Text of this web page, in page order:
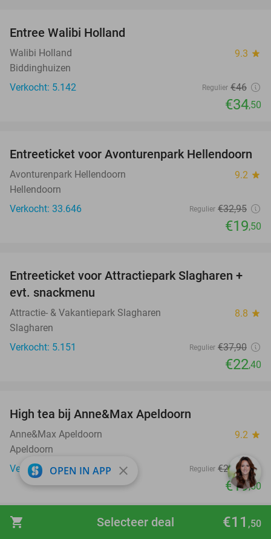
shopping_cart €11 ,50
Selecteer deal
Entree Walibi Holland
Walibi Holland 9.3 star
Biddinghuizen
Verkocht: 5.142
Regulier €46
€34,50
41%
Entreeticket voor Avonturenpark Hellendoorn
Avonturenpark Hellendoorn 9.2 star
Hellendoorn
Verkocht: 33.646
Regulier €32,95
€19,50
41%
Entreeticket voor Attractiepark Slagharen +
evt. snackmenu
Attractie- & Vakantiepark Slagharen 8.8 star
Slagharen
Verkocht: 5.151
Regulier €37,90
€22,40
High tea bij Anne&Max Apeldoorn
Anne&Max Apeldoorn 9.2 star
Apeldoorn
Verkocht: 243
Regulier €27,50
€19,50
favorite_border
OPEN IN APP close